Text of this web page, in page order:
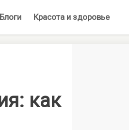
Блоги Красота и здоровье
как